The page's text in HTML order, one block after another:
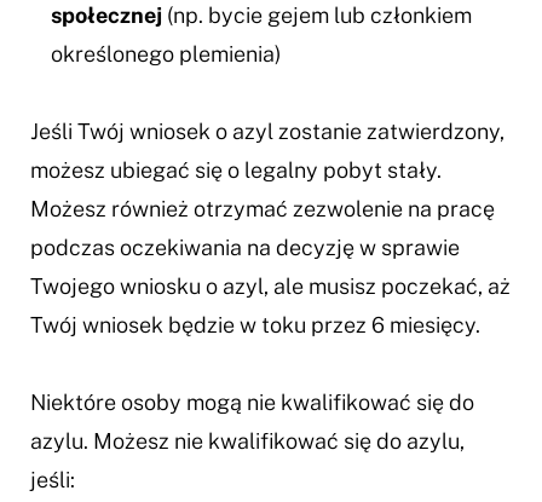
społecznej (np. bycie gejem lub członkiem
określonego plemienia)
Jeśli Twój wniosek o azyl zostanie zatwierdzony,
możesz ubiegać się o legalny pobyt stały.
Możesz również otrzymać zezwolenie na pracę
podczas oczekiwania na decyzję w sprawie
Twojego wniosku o azyl, ale musisz poczekać, aż
Twój wniosek będzie w toku przez 6 miesięcy.
Niektóre osoby mogą nie kwalifikować się do
azylu. Możesz nie kwalifikować się do azylu,
jeśli: